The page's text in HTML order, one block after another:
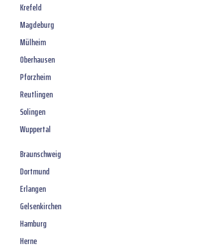
Krefeld
Magdeburg
Mülheim
Oberhausen
Pforzheim
Reutlingen
Solingen
Wuppertal
Braunschweig
Dortmund
Erlangen
Gelsenkirchen
Hamburg
Herne